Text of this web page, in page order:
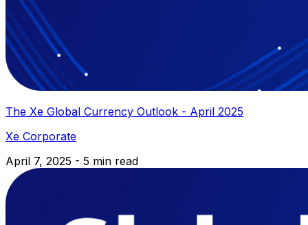
The Xe Global Currency Outlook - April 2025
Xe Corporate
April 7, 2025 - 5 min read